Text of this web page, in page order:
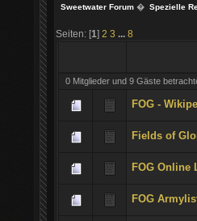
Sweetwater Forum � Spezielle
Seiten: [1] 2 3 8
0 Mitglieder und 9 Gäste
FOG -
Fields of
FOG Online
FOG